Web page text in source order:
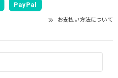
PayPal
お支払い方法について